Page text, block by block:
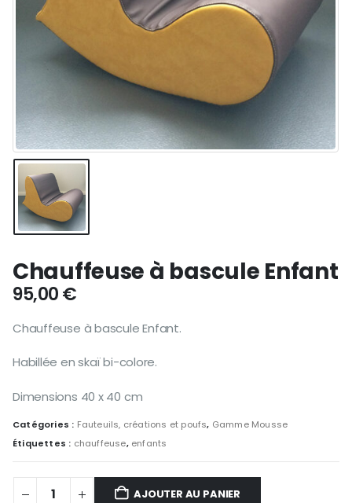
Chauffeuse à bascule Enfant
95,00€
Chauffeuse à bascule Enfant.
Habillée en skaï bi-colore.
Dimensions 40 x 40 cm
Catégories : Fauteuils, créations et poufs, Gamme Mousse
Étiquettes : chauffeuse, enfants
AJOUTER AU PANIER